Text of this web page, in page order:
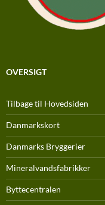
OVERSIGT
Tilbage til Hovedsiden
Danmarkskort
Danmarks Bryggerier
Mineralvandsfabrikker
Byttecentralen